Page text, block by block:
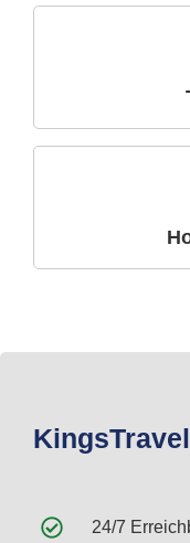
KingsTravel
24/7